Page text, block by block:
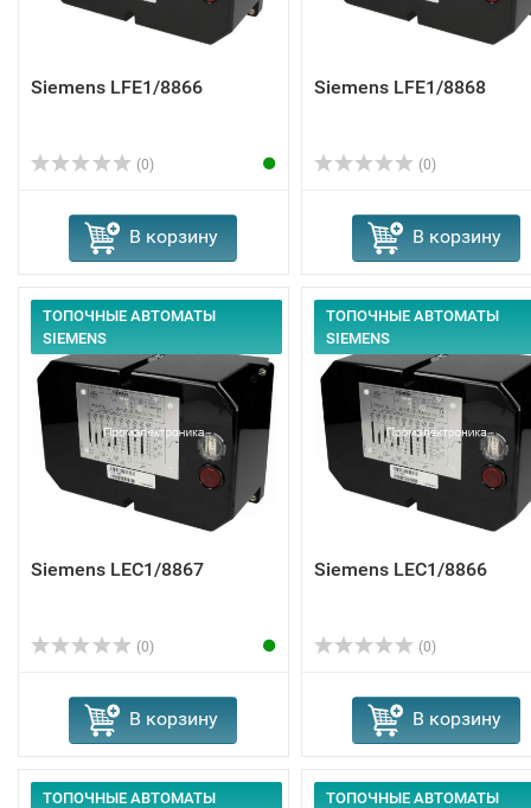
Siemens LFE1/8866
(0)
В корзину
Siemens LFE1/8868
(0)
В корзину
ТОПОЧНЫЕ АВТОМАТЫ
SIEMENS
Siemens LEC1/8867
(0)
В корзину
ТОПОЧНЫЕ АВТОМАТЫ
SIEMENS
Siemens LEC1/8866
(0)
В корзину
ТОПОЧНЫЕ АВТОМАТЫ
ТОПОЧНЫЕ АВТОМАТЫ